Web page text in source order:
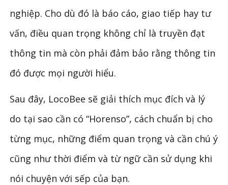
nghiệp. Cho dù đó là báo cáo, giao tiếp hay tư
vấn, điều quan trọng không chỉ là truyền đạt
thông tin mà còn phải đảm bảo rằng thông tin
đó được mọi người hiểu.
Sau đây, LocoBee sẽ giải thích mục đích và lý
do tại sao cần có “Horenso”, cách chuẩn bị cho
từng mục, những điểm quan trọng và cần chú ý
cũng như thời điểm và từ ngữ cần sử dụng khi
nói chuyện với sếp của bạn.